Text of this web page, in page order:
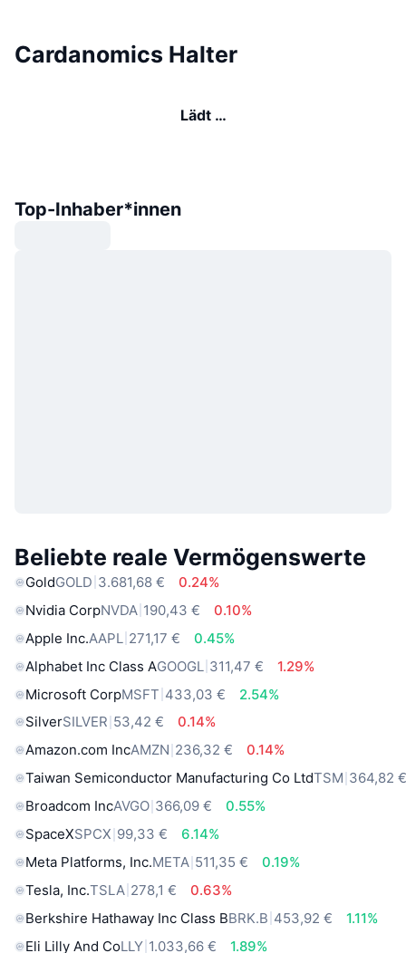
Cardanomics Halter
Lädt …
Top-Inhaber*innen
Beliebte reale Vermögenswerte
GoldGOLD 3.681,68 €
0.24%
Nvidia CorpNVDA 190,43 €
0.10%
Apple Inc.AAPL 271,17 €
0.45%
Alphabet Inc Class AGOOGL 311,47 €
1.29%
Microsoft CorpMSFT 433,03 €
2.54%
SilverSILVER 53,42 €
0.14%
Amazon.com IncAMZN 236,32 €
0.14%
Taiwan Semiconductor Manufacturing Co LtdTSM 364,82
Broadcom IncAVGO 366,09 €
0.55%
SpaceXSPCX 99,33 €
6.14%
Meta Platforms, Inc.META 511,35 €
0.19%
Tesla, Inc.TSLA 278,1 €
0.63%
Berkshire Hathaway Inc Class BBRK.B 453,92 €
1.11%
Eli Lilly And CoLLY 1.033,66 € 1.89%